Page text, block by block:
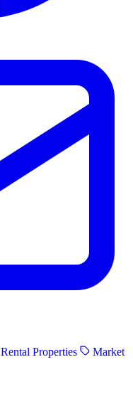
Rental Properties
Market